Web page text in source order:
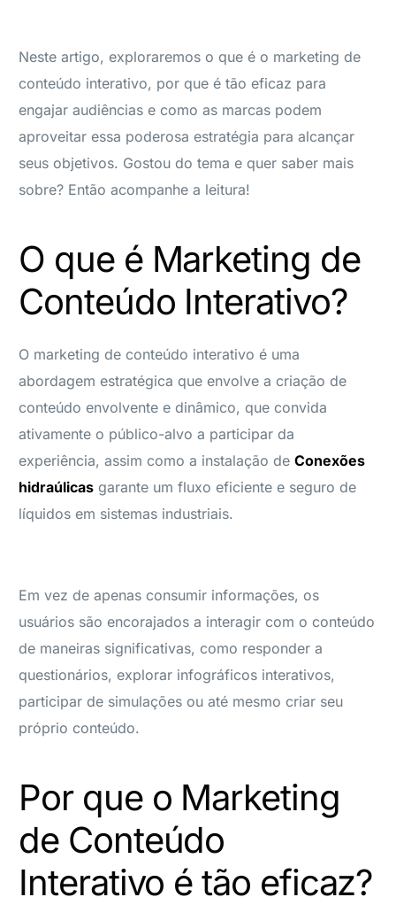
Neste artigo, exploraremos o que é o marketing de
conteúdo interativo, por que é tão eficaz para
engajar audiências e como as marcas podem
aproveitar essa poderosa estratégia para alcançar
seus objetivos. Gostou do tema e quer saber mais
sobre? Então acompanhe a leitura!
O que é Marketing de
Conteúdo Interativo?
O marketing de conteúdo interativo é uma
abordagem estratégica que envolve a criação de
conteúdo envolvente e dinâmico, que convida
ativamente o público-alvo a participar da
experiência, assim como a instalação deConexões
hidraúlicas garante um fluxo eficiente e seguro de
líquidos em sistemas industriais.
Em vez de apenas consumir informações, os
usuários são encorajados a interagir com o conteúdo
de maneiras significativas, como responder a
questionários, explorar infográficos interativos,
participar de simulações ou até mesmo criar seu
próprio conteúdo.
Por que o Marketing
de Conteúdo
Interativo é tão eficaz?